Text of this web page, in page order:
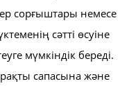
сорғыштары немесе
сәтті өсуіне
мүмкіндік береді.
сапасына және